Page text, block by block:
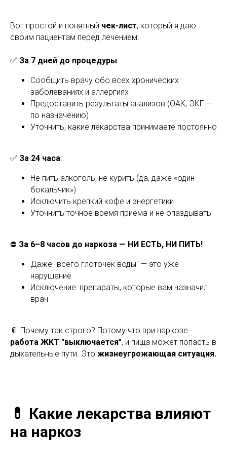
Вот простой и понятный чек-лист, который я даю
своим пациентам перед лечением:
✅ За 7 дней до процедуры:
Сообщить врачу обо всех хронических
заболеваниях и аллергиях
Предоставить результаты анализов (ОАК, ЭКГ —
по назначению)
Уточнить, какие лекарства принимаете постоянно
✅ За 24 часа:
Не пить алкоголь, не курить (да, даже «один
бокальчик»)
Исключить крепкий кофе и энергетики
Уточнить точное время приёма и не опаздывать
⛔️ За 6–8 часов до наркоза — НИ ЕСТЬ, НИ ПИТЬ!
Даже "всего глоточек воды" — это уже
нарушение
Исключение: препараты, которые вам назначил
врач
📎 Почему так строго? Потому что при наркозе
работа ЖКТ "выключается", и пища может попасть в
дыхательные пути. Это жизнеугрожающая ситуация.
💊 Какие лекарства влияют
на наркоз